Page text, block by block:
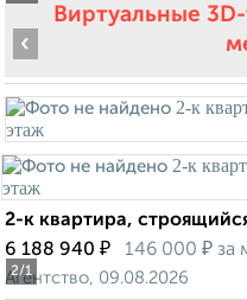
Виртуальные
2/1
‹
2-к квартира,
6 188 940 ₽ 146 000 ₽ за
Агентство, 09.08.2026